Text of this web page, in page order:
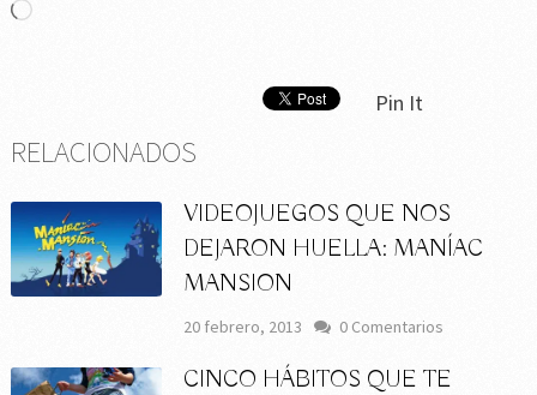
Cargando...
Pin It
RELACIONADOS
VIDEOJUEGOS QUE NOS
DEJARON HUELLA: MANÍAC
MANSION
20 febrero, 2013 0 Comentarios
CINCO HÁBITOS QUE TE